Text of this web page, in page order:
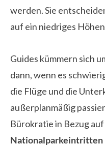
werden. Sie
auf ein niedriges
Guides kümmern sich
dann, wenn es
die Flüge und die
außerplanmäßig
Bürokratie in Bezug
Nationalparkeintritten